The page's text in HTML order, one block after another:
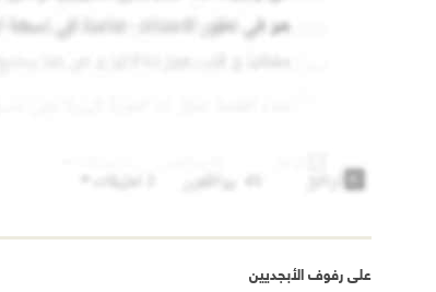
على رفوف الأبجديين